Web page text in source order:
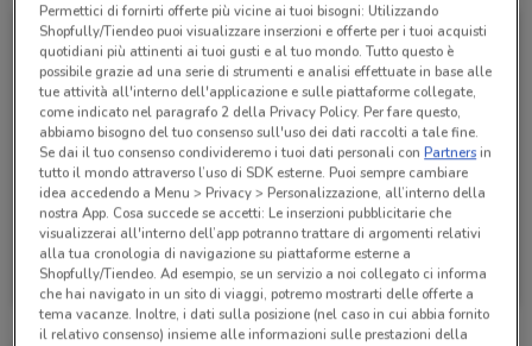
PosteMobile
Scade il 17/08 9.4 km
Permettici di fornirti offerte più vicine ai tuoi bisogni: Utilizzando
Shopfully/Tiendeo puoi visualizzare inserzioni e offerte per i tuoi acquisti
quotidiani più attinenti ai tuoi gusti e al tuo mondo. Tutto questo è
possibile grazie ad una serie di strumenti e analisi effettuate in base alle
tue attività all'interno dell'applicazione e sulle piattaforme collegate,
come indicato nel paragrafo 2 della Privacy Policy. Per fare questo,
abbiamo bisogno del tuo consenso sull'uso dei dati raccolti a tale fine.
Se dai il tuo consenso condivideremo i tuoi dati personali conPartnersin
tutto il mondo attraverso l’uso di SDK esterne. Puoi sempre cambiare
idea accedendo a Menu > Privacy > Personalizzazione, all’interno della
nostra App. Cosa succede se accetti: Le inserzioni pubblicitarie che
visualizzerai all'interno dell’app potranno trattare di argomenti relativi
alla tua cronologia di navigazione su piattaforme esterne a
Shopfully/Tiendeo. Ad esempio, se un servizio a noi collegato ci informa
che hai navigato in un sito di viaggi, potremo mostrarti delle offerte a
tema vacanze. Inoltre, i dati sulla posizione (nel caso in cui abbia fornito
il relativo consenso) insieme alle informazioni sulle prestazioni della